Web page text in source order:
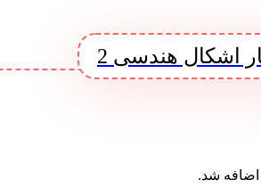
اشکال هندسی 2
شد.